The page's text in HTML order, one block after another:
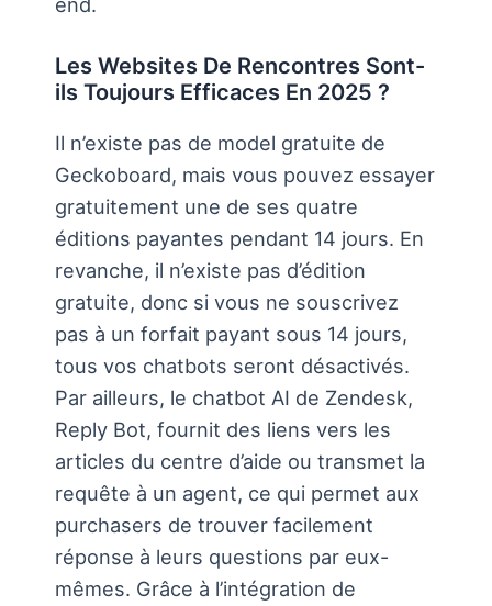
Les Websites De Rencontres Sont-
ils Toujours Efficaces En 2025 ?
Il n’existe pas de model gratuite de
Geckoboard, mais vous pouvez essayer
gratuitement une de ses quatre
éditions payantes pendant 14 jours. En
revanche, il n’existe pas d’édition
gratuite, donc si vous ne souscrivez
pas à un forfait payant sous 14 jours,
tous vos chatbots seront désactivés.
Par ailleurs, le chatbot AI de Zendesk,
Reply Bot, fournit des liens vers les
articles du centre d’aide ou transmet la
requête à un agent, ce qui permet aux
purchasers de trouver facilement
réponse à leurs questions par eux-
mêmes. Grâce à l’intégration de